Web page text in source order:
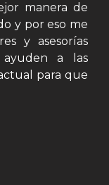
manera de
y por eso me
y asesorías
ayuden a las
para que